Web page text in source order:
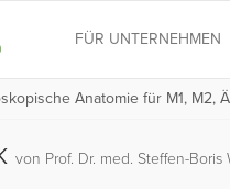
FÜR UNTERNEHMEN
Anatomie für M1,
von Prof. Dr. med. Steffen-Boris